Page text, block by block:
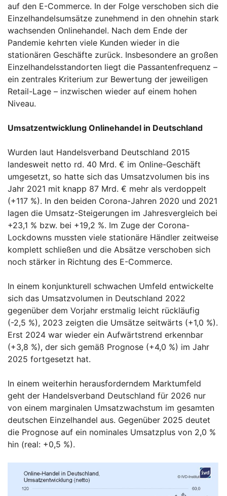
auf den E-Commerce. In der Folge verschoben sich die
Einzelhandelsumsätze zunehmend in den ohnehin stark
wachsenden Onlinehandel. Nach dem Ende der
Pandemie kehrten viele Kunden wieder in die
stationären Geschäfte zurück. Insbesondere an großen
Einzelhandelsstandorten liegt die Passantenfrequenz –
ein zentrales Kriterium zur Bewertung der jeweiligen
Retail-Lage – inzwischen wieder auf einem hohen
Niveau.
Umsatzentwicklung Onlinehandel in Deutschland
Wurden laut Handelsverband Deutschland 2015
landesweit netto rd. 40 Mrd. € im Online-Geschäft
umgesetzt, so hatte sich das Umsatzvolumen bis ins
Jahr 2021 mit knapp 87 Mrd. € mehr als verdoppelt
(+117 %). In den beiden Corona-Jahren 2020 und 2021
lagen die Umsatz-Steigerungen im Jahresvergleich bei
+23,1 % bzw. bei +19,2 %. Im Zuge der Corona-
Lockdowns mussten viele stationäre Händler zeitweise
komplett schließen und die Absätze verschoben sich
noch stärker in Richtung des E-Commerce.
In einem konjunkturell schwachen Umfeld entwickelte
sich das Umsatzvolumen in Deutschland 2022
gegenüber dem Vorjahr erstmalig leicht rückläufig
(-2,5 %), 2023 zeigten die Umsätze seitwärts (+1,0 %).
Erst 2024 war wieder ein Aufwärtstrend erkennbar
(+3,8 %), der sich gemäß Prognose (+4,0 %) im Jahr
2025 fortgesetzt hat.
In einem weiterhin herausforderndem Marktumfeld
geht der Handelsverband Deutschland für 2026 nur
von einem marginalen Umsatzwachstum im gesamten
deutschen Einzelhandel aus. Gegenüber 2025 deutet
die Prognose auf ein nominales Umsatzplus von 2,0 %
hin (real: +0,5 %).